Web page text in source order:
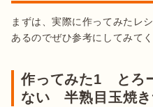
まずは、実際に作ってみたレ
あるのでぜひ参考にしてみてく
作ってみた1 とろ
ない 半熟目玉焼き